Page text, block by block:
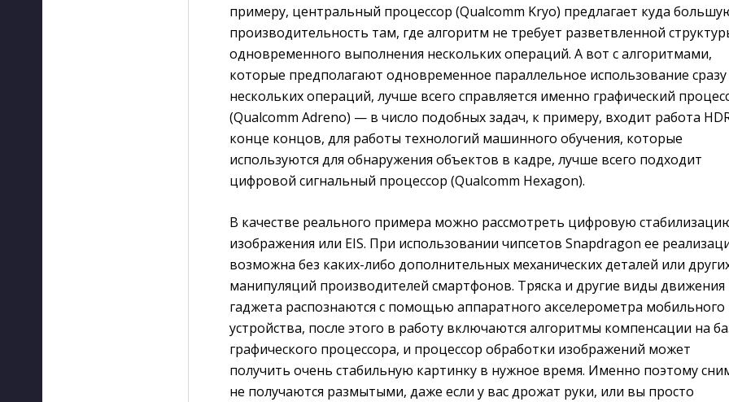
примеру, центральный процессор (Qualcomm Kryo) предлагает куда
производительность там, где алгоритм не требует разветвленной
одновременного выполнения нескольких операций. А вот с алгоритмами,
которые предполагают одновременное параллельное использование сразу
нескольких операций, лучше всего справляется именно графический
(Qualcomm Adreno) — в число подобных задач, к примеру, входит работа
конце концов, для работы технологий машинного обучения, которые
используются для обнаружения объектов в кадре, лучше всего подходит
цифровой сигнальный процессор (Qualcomm Hexagon).
В качестве реального примера можно рассмотреть цифровую
изображения или EIS. При использовании чипсетов Snapdragon ее
возможна без каких-либо дополнительных механических деталей или
манипуляций производителей смартфонов. Тряска и другие виды движения
гаджета распознаются с помощью аппаратного акселерометра мобильного
устройства, после этого в работу включаются алгоритмы компенсации на
графического процессора, и процессор обработки изображений может
получить очень стабильную картинку в нужное время. Именно поэтому
не получаются размытыми, даже если у вас дрожат руки, или вы просто